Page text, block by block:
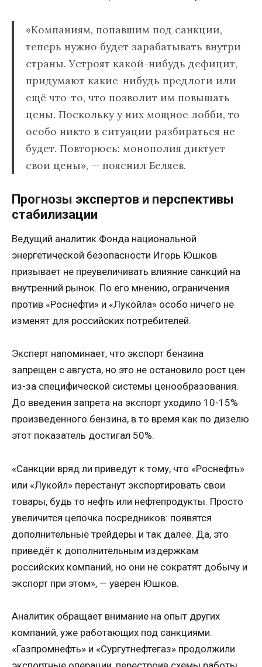
«Компаниям, попавшим под санкции,
теперь нужно будет зарабатывать внутри
страны. Устроят какой-нибудь дефицит,
придумают какие-нибудь предлоги или
ещё что-то, что позволит им повышать
цены. Поскольку у них мощное лобби, то
особо никто в ситуации разбираться не
будет. Повторюсь: монополия диктует
свои цены», — пояснил Беляев.
Прогнозы экспертов и перспективы
стабилизации
Ведущий аналитик Фонда национальной
энергетической безопасности Игорь Юшков
призывает не преувеличивать влияние санкций на
внутренний рынок. По его мнению, ограничения
против «Роснефти» и «Лукойла» особо ничего не
изменят для российских потребителей.
Эксперт напоминает, что экспорт бензина
запрещен с августа, но это не остановило рост цен
из-за специфической системы ценообразования.
До введения запрета на экспорт уходило 10-15%
произведенного бензина, в то время как по дизелю
этот показатель достигал 50%.
«Санкции вряд ли приведут к тому, что «Роснефть»
или «Лукойл» перестанут экспортировать свои
товары, будь то нефть или нефтепродукты. Просто
увеличится цепочка посредников: появятся
дополнительные трейдеры и так далее. Да, это
приведёт к дополнительным издержкам
российских компаний, но они не сократят добычу и
экспорт при этом», — уверен Юшков.
Аналитик обращает внимание на опыт других
компаний, уже работающих под санкциями.
«Газпромнефть» и «Сургутнефтегаз» продолжили